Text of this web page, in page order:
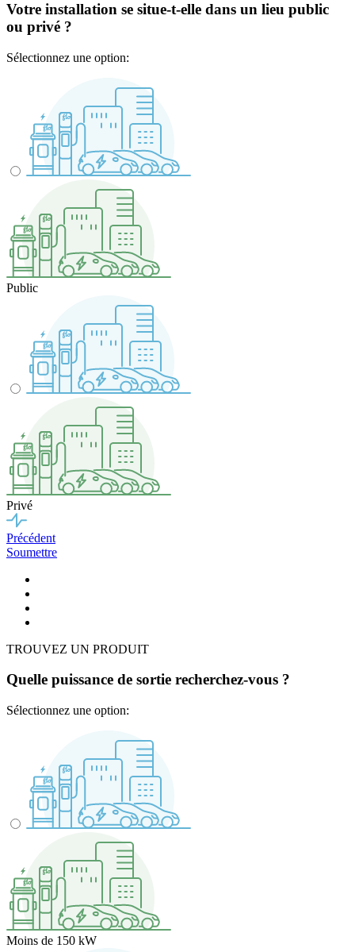
Votre installation se situe-t-elle dans un lieu public
ou privé ?
Sélectionnez une option:
Public
Privé
Précédent
Soumettre
TROUVEZ UN PRODUIT
Quelle puissance de sortie recherchez-vous ?
Sélectionnez une option:
Moins de 150 kW